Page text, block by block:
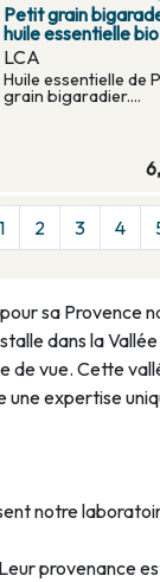
Petit grain
huile essentielle bio
LCA
Huile essentielle de
grain bigaradier....
1 2 3 4
sa Provence
dans la
de vue. Cette
expertise
notre
provenance